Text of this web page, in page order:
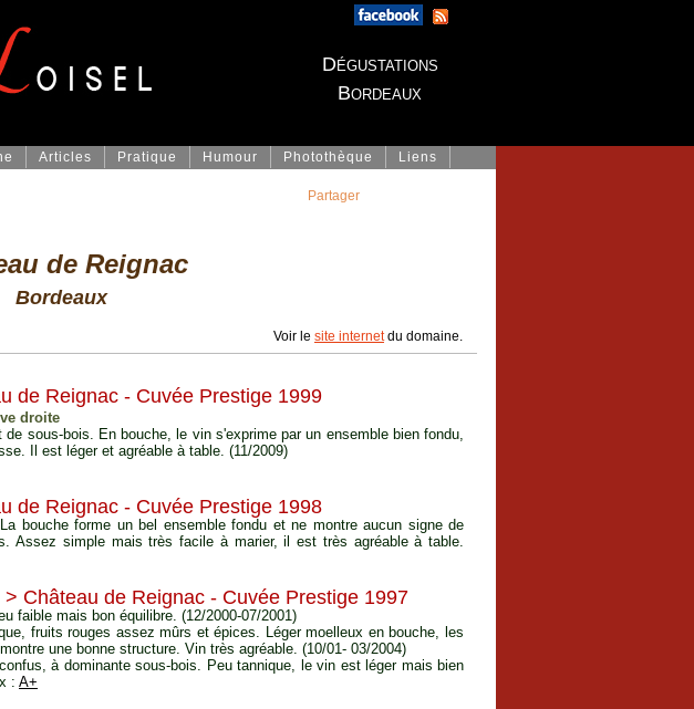
Dégustations
Bordeaux
Articles Pratique Humour Photothèque Liens
de Reignac
Bordeaux
Voir le site internetdu domaine.
de Reignac - Cuvée Prestige 1999
droite
de sous-bois. En bouche, le vin s'exprime par un ensemble bien fondu,
Il est léger et agréable à table. (11/2009)
de Reignac - Cuvée Prestige 1998
bouche forme un bel ensemble fondu et ne montre aucun signe de
Assez simple mais très facile à marier, il est très agréable à table.
> Château de Reignac - Cuvée Prestige 1997
faible mais bon équilibre. (12/2000-07/2001)
fruits rouges assez mûrs et épices. Léger moelleux en bouche, les
une bonne structure. Vin très agréable. (10/01- 03/2004)
à dominante sous-bois. Peu tannique, le vin est léger mais bien
: A+
Partager